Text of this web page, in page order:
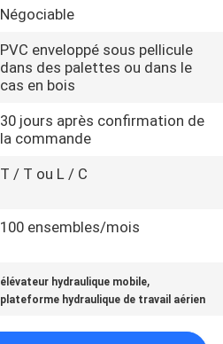
Négociable
PVC enveloppé sous pellicule
dans des palettes ou dans le
cas en bois
30 jours après confirmation de
la commande
T / T ou L / C
100 ensembles/mois
élévateur hydraulique mobile,
plateforme hydraulique de travail aérien